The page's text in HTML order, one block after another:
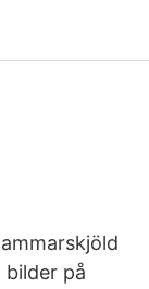
bilder på